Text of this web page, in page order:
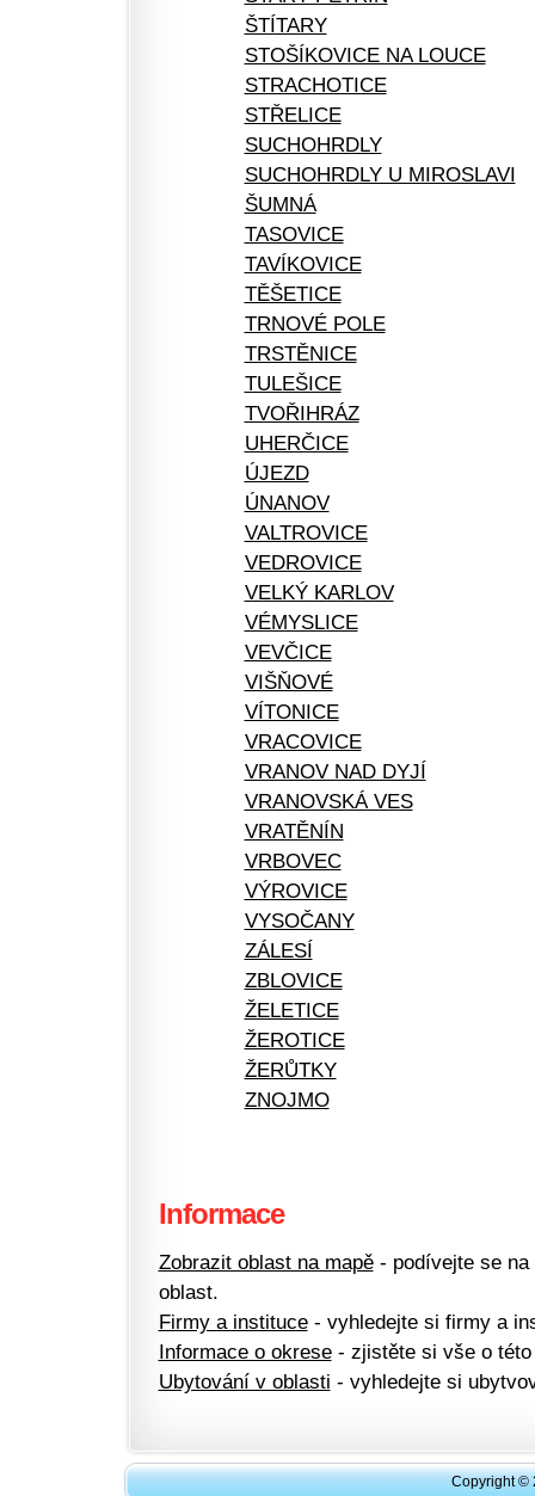
ŠTÍTARY
STOŠÍKOVICE NA LOUCE
STRACHOTICE
STŘELICE
SUCHOHRDLY
SUCHOHRDLY U MIROSLAVI
ŠUMNÁ
TASOVICE
TAVÍKOVICE
TĚŠETICE
TRNOVÉ POLE
TRSTĚNICE
TULEŠICE
TVOŘIHRÁZ
UHERČICE
ÚJEZD
ÚNANOV
VALTROVICE
VEDROVICE
VELKÝ KARLOV
VÉMYSLICE
VEVČICE
VIŠŇOVÉ
VÍTONICE
VRACOVICE
VRANOV NAD DYJÍ
VRANOVSKÁ VES
VRATĚNÍN
VRBOVEC
VÝROVICE
VYSOČANY
ZÁLESÍ
ZBLOVICE
ŽELETICE
ŽEROTICE
ŽERŮTKY
ZNOJMO
Informace
Zobrazit oblast na mapě- podívejte se na
oblast.
Firmy a instituce- vyhledejte si firmy a
Informace o okrese- zjistěte si vše o této
Ubytování v oblasti - vyhledejte si
Copyright ©